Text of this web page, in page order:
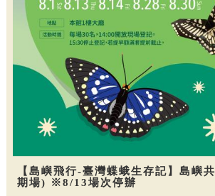
【島嶼飛行-臺灣蝶蛾生存記】島嶼
期場) ※8/13場次停辦